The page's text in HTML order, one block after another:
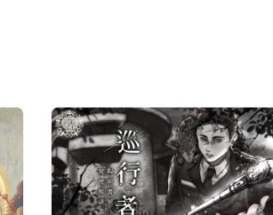
2題雖然它是小寫 不過英文